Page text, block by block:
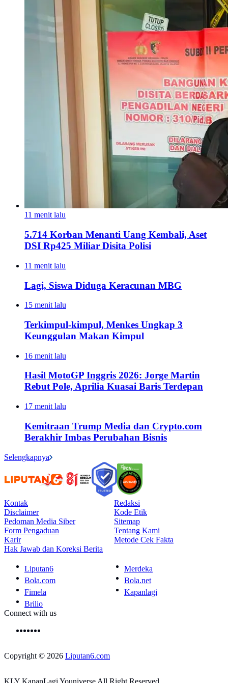
11 menit lalu
5.714 Korban Menanti Uang Kembali, Aset
DSI Rp425 Miliar Disita Polisi
11 menit lalu
Lagi, Siswa Diduga Keracunan MBG
15 menit lalu
Terkimpul-kimpul, Menkes Ungkap 3
Keunggulan Makan Kimpul
16 menit lalu
Hasil MotoGP Inggris 2026: Jorge Martin
Rebut Pole, Aprilia Kuasai Baris Terdepan
17 menit lalu
Kemitraan Trump Media dan Crypto.com
Berakhir Imbas Perubahan Bisnis
Selengkapnya
Kontak
Redaksi
Disclaimer
Kode Etik
Pedoman Media Siber
Sitemap
Form Pengaduan
Tentang Kami
Karir
Metode Cek Fakta
Hak Jawab dan Koreksi Berita
Liputan6
Merdeka
Bola.com
Bola.net
Fimela
Kapanlagi
Brilio
Connect with us
Copyright © 2026 Liputan6.com
KLY KapanLagi Youniverse All Right Reserved.